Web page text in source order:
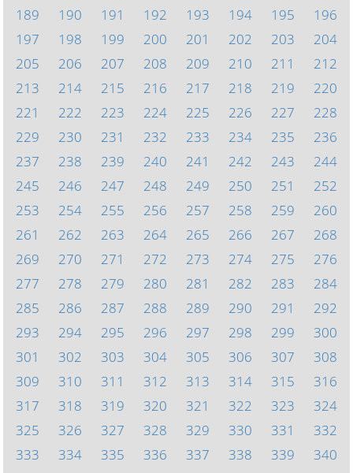
189
190 191 192 193 194 195
196
197
198 199 200 201 202 203
204
205
206 207 208 209 210 211
212
213
214 215 216 217 218 219
220
221
222 223 224 225 226 227
228
229
230 231 232 233 234 235
236
237
238 239 240 241 242 243
244
245
246 247 248 249 250 251
252
253
254 255 256 257 258 259
260
261
262 263 264 265 266 267
268
269
270 271 272 273 274 275
276
277
278 279 280 281 282 283
284
285
286 287 288 289 290 291
292
293
294 295 296 297 298 299
300
301
302 303 304 305 306 307
308
309
310 311 312 313 314 315
316
317
318 319 320 321 322 323
324
325
326 327 328 329 330 331
332
333
334 335 336 337 338 339
340